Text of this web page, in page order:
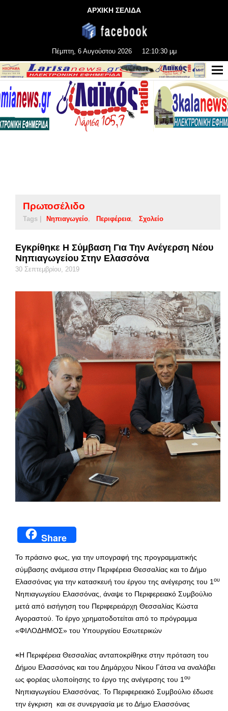
ΑΡΧΙΚΗ ΣΕΛΙΔΑ
Πέμπτη, 6 Αυγούστου 2026 12:10:30 μμ
Πρωτοσέλιδο
Tags | Νηπιαγωγείο Περιφέρεια Σχολείο
Εγκρίθηκε Η Σύμβαση Για Την Ανέγερση Νέου
Νηπιαγωγείου Στην Ελασσόνα
30 Σεπτεμβρίου, 2019
Share
Το πράσινο φως, για την υπογραφή της προγραμματικής
σύμβασης ανάμεσα στην Περιφέρεια Θεσσαλίας και το Δήμο
Ελασσόνας για την κατασκευή του έργου της ανέγερσης του 1 ου
Νηπιαγωγείου Ελασσόνας, άναψε το Περιφερειακό Συμβούλιο
μετά από εισήγηση του Περιφερειάρχη Θεσσαλίας Κώστα
Αγοραστού. Το έργο χρηματοδοτείται από το πρόγραμμα
«ΦΙΛΟΔΗΜΟΣ» του Υπουργείου Εσωτερικών
«Η Περιφέρεια Θεσσαλίας ανταποκρίθηκε στην πρόταση του
Δήμου Ελασσόνας και του Δημάρχου Νίκου Γάτσα να αναλάβει
ως φορέας υλοποίησης το έργο της ανέγερσης του 1 ου
Νηπιαγωγείου Ελασσόνας. Το Περιφερειακό Συμβούλιο έδωσε
την έγκριση και σε συνεργασία με το Δήμο Ελασσόνας